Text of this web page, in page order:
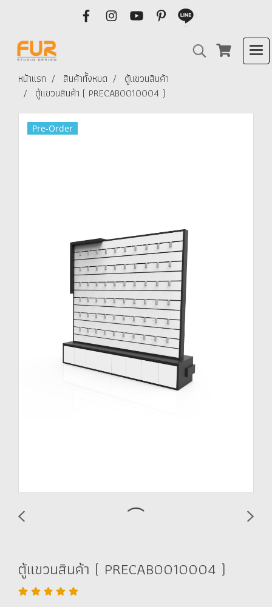
หน้าแรก สินค้าทั้งหมด
ตู้แขวนสินค้า
ตู้แขวนสินค้า ( PRECAB0010004 )
Pre-Order
ตู้แขวนสินค้า ( PRECAB0010004 )